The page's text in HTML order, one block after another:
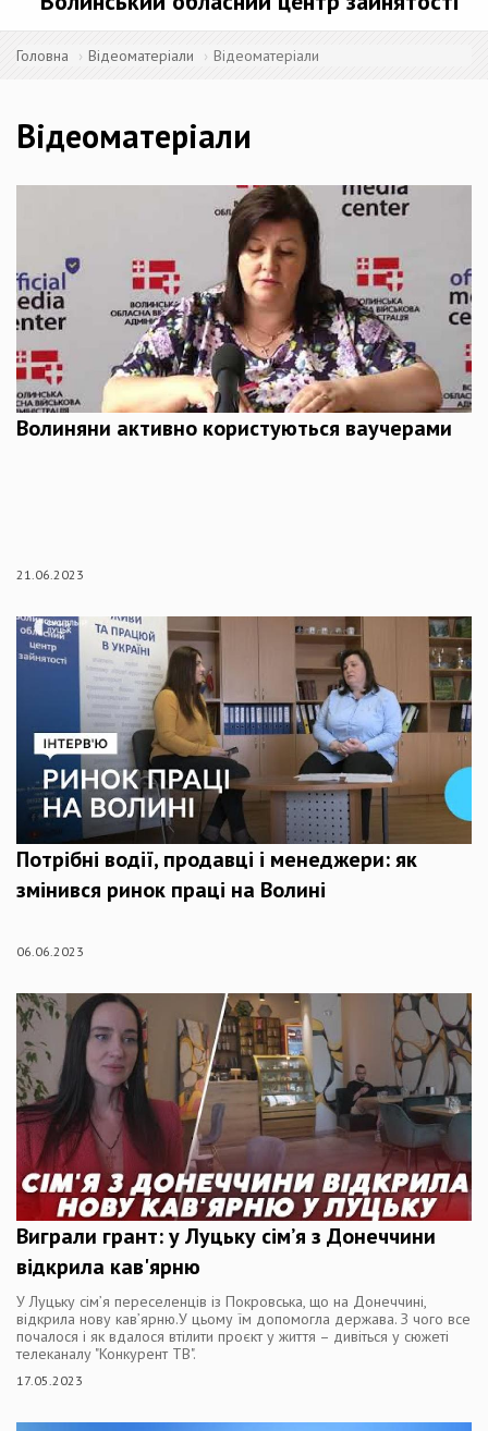
Головна Відеоматеріали Відеоматеріали
Відеоматеріали
Волиняни активно користуються ваучерами
21.06.2023
Потрібні водії, продавці і менеджери: як
змінився ринок праці на Волині
06.06.2023
Виграли грант: у Луцьку сім’я з Донеччини
відкрила кав'ярню
У Луцьку сім’я переселенців із Покровська, що на Донеччині,
відкрила нову кав’ярню.У цьому їм допомогла держава. З чого все
почалося і як вдалося втілити проєкт у життя – дивіться у сюжеті
телеканалу "Конкурент ТВ".
17.05.2023